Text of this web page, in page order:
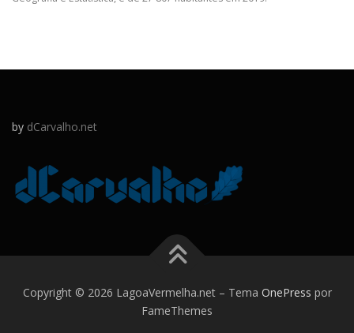
by dCarvalho.net
Copyright © 2026 LagoaVermelha.net – Tema OnePress por
FameThemes